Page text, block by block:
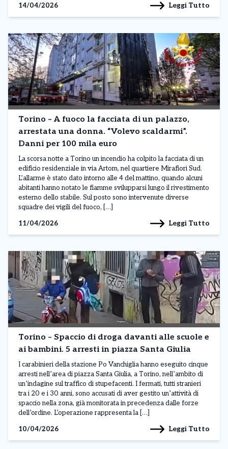
14/04/2026 Leggi Tutto
Torino – A fuoco la facciata di un palazzo,
arrestata una donna. “Volevo scaldarmi”.
Danni per 100 mila euro
La scorsa notte a Torino un incendio ha colpito la facciata di un
edificio residenziale in via Artom, nel quartiere Mirafiori Sud.
L’allarme è stato dato intorno alle 4 del mattino, quando alcuni
abitanti hanno notato le fiamme svilupparsi lungo il rivestimento
esterno dello stabile. Sul posto sono intervenute diverse
squadre dei vigili del fuoco, […]
11/04/2026
Leggi Tutto
Torino – Spaccio di droga davanti alle scuole e
ai bambini. 5 arresti in piazza Santa Giulia
I carabinieri della stazione Po Vanchiglia hanno eseguito cinque
arresti nell’area di piazza Santa Giulia, a Torino, nell’ambito di
un’indagine sul traffico di stupefacenti. I fermati, tutti stranieri
tra i 20 e i 30 anni, sono accusati di aver gestito un’attività di
spaccio nella zona, già monitorata in precedenza dalle forze
dell’ordine. L’operazione rappresenta la […]
10/04/2026
Leggi Tutto